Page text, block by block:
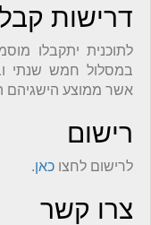
דרישות
לתוכנית יתקבלו
במסלול חמש שנתי
אשר ממוצע הישגיהם
רישום
לרישום לחצו כאן.
צרו קשר